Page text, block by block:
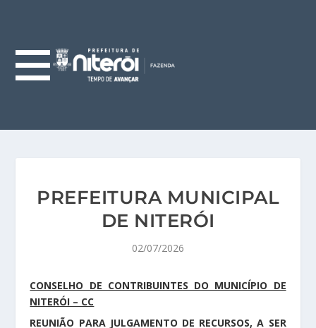
PREFEITURA MUNICIPAL
DE NITERÓI
02/07/2026
CONSELHO DE CONTRIBUINTES DO MUNICÍPIO DE
NITERÓI – CC
REUNIÃO PARA JULGAMENTO DE RECURSOS, A SER